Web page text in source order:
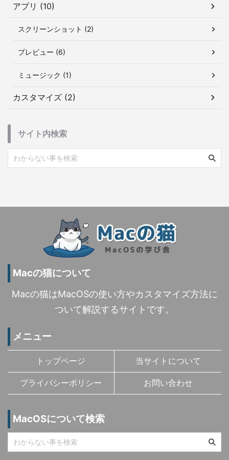
アプリ (10)
スクリーンショット (2)
プレビュー (6)
ミュージック (1)
カスタマイズ (2)
サイト内検索
Macの猫について
Macの猫はMacOSの使い方やカスタマイズ方法に
ついて解説するサイトです。
メニュー
トップページ 当サイトについて
プライバシーポリシー お問い合わせ
MacOSについて検索